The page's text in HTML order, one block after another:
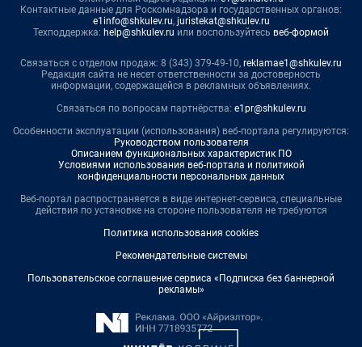
Контактные данные для Роскомнадзора и государственных органов:
e1info@shkulev.ru, juristekat@shkulev.ru
Техподдержка: help@shkulev.ru или воспользуйтесь веб-формой
Связаться с отделом продаж: 8 (343) 379-49-10, reklamae1@shkulev.ru
Редакция сайта не несет ответственности за достоверность
информации, содержащейся в рекламных объявлениях.
Связаться по вопросам партнёрства: e1pr@shkulev.ru
Особенности эксплуатации (использования) веб-портала регулируются:
Руководством пользователя
Описанием функциональных характеристик ПО
Условиями использования веб-портала и политикой
конфиденциальности персональных данных
Веб-портал распространяется в виде интернет-сервиса, специальные
действия по установке на стороне пользователя не требуются
Политика использования cookies
Рекомендательные системы
Пользовательское соглашение сервиса «Подписка без баннерной
рекламы»